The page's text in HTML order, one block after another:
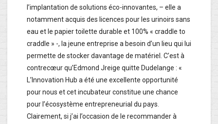
l’implantation de solutions éco-innovantes, – elle a
notamment acquis des licences pour les urinoirs sans
eau et le papier toilette durable et 100% « craddle to
craddle » -, la jeune entreprise a besoin d’un lieu qui lui
permette de stocker davantage de matériel. C’est à
contrecœur qu’Edmond Jreige quitte Dudelange : «
L’Innovation Hub a été une excellente opportunité
pour nous et cet incubateur constitue une chance
pour l’écosystème entrepreneurial du pays.
Clairement, si j’ai l’occasion de le recommander à